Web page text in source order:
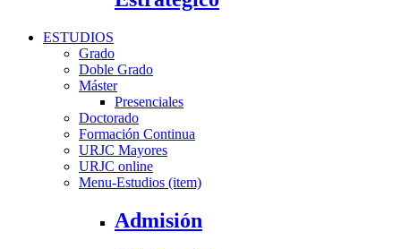
ESTUDIOS
Grado
Doble Grado
Máster
Presenciales
Doctorado
Formación Continua
URJC Mayores
URJC online
Menu-Estudios (item)
Admisión